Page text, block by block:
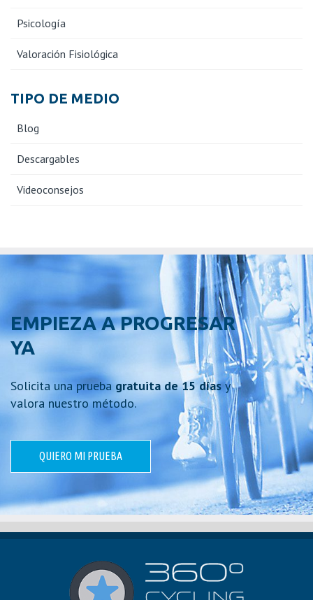
Psicología
Valoración Fisiológica
TIPO DE MEDIO
Blog
Descargables
Videoconsejos
EMPIEZA A PROGRESAR
YA
Solicita una prueba gratuita de 15 díasy
valora nuestro método.
QUIERO MI PRUEBA